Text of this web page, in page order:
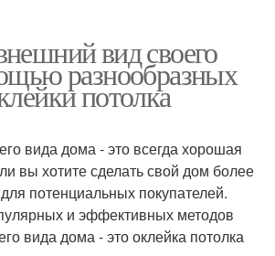
вид своего
разнообразных
потолка
вида дома - это всегда хорошая
вы хотите сделать свой дом более
потенциальных покупателей.
и эффективных методов
вида дома - это оклейка потолка